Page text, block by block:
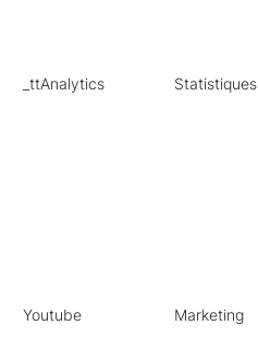
_ttAnalytics Statistiques
Youtube Marketing